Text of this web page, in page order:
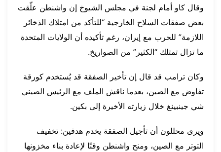
وقال كاو أمام لجنة في مجلس الشيوخ إن واشنطن علّقت
بعض صفقات السلاح الخارجية “للتأكد من امتلاك الذخائر
اللازمة” للحرب مع إيران، رغم تأكيده أن الولايات المتحدة
ما تزال تمتلك “الكثير” من الصواريخ.
وكان ترامب قد قال إن تأخير الصفقة قد يُستخدم كورقة
تفاوض مع الصين، بعدما ناقش الملف مع الرئيس الصيني
شي جينبينغ خلال زيارته الأخيرة إلى بكين.
ويرى محللون أن تأجيل الصفقة يخدم هدفين: تخفيف
التوتر مع الصين، ومنح واشنطن وقتًا لإعادة بناء مخزونها